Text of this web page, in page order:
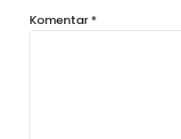
Komentar *